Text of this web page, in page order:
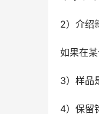
2）介绍
如果在
3）样品
4）保留